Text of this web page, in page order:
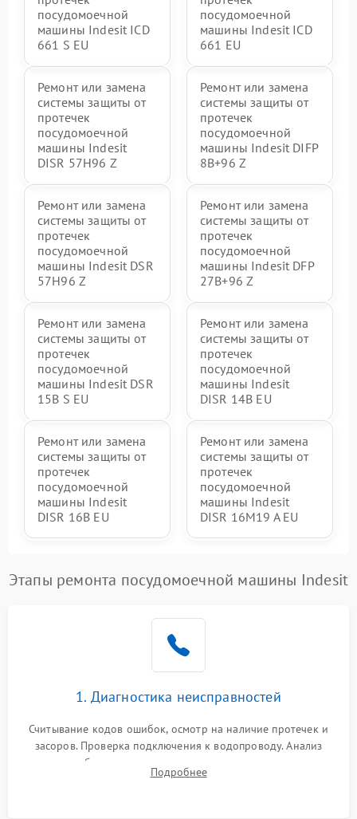
посудомоечной
машины Indesit ICD
661 S EU
посудомоечной
машины Indesit ICD
661 EU
Ремонт или замена
системы защиты от
протечек
посудомоечной
машины Indesit
DISR 57H96 Z
Ремонт или замена
системы защиты от
протечек
посудомоечной
машины Indesit DIFP
8B+96 Z
Ремонт или замена
системы защиты от
протечек
посудомоечной
машины Indesit DSR
57H96 Z
Ремонт или замена
системы защиты от
протечек
посудомоечной
машины Indesit DFP
27B+96 Z
Ремонт или замена
системы защиты от
протечек
посудомоечной
машины Indesit DSR
15B S EU
Ремонт или замена
системы защиты от
протечек
посудомоечной
машины Indesit
DISR 14B EU
Ремонт или замена
системы защиты от
протечек
посудомоечной
машины Indesit
DISR 16B EU
Ремонт или замена
системы защиты от
протечек
посудомоечной
машины Indesit
DISR 16M19 A EU
Этапы ремонта посудомоечной машины Indesit
1. Диагностика неисправностей
Считывание кодов ошибок, осмотр на наличие протечек и
засоров. Проверка подключения к водопроводу. Анализ
жалоб на отсутствие слива, нагрева, вращения
разбрызгивателей или срабатывание системы защиты
Подробнее